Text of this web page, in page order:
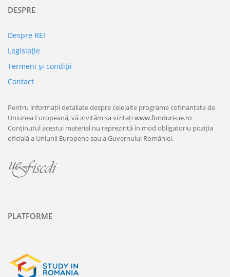
DESPRE
Despre REI
Legislaţie
Termeni şi condiţii
Contact
Pentru informații detaliate despre celelalte programe cofinanțate de
Uniunea Europeană, vă invităm sa vizitațiwww.fonduri-ue.ro
Conținutul acestui material nu reprezintă în mod obligatoriu poziția
oficială a Uniunii Europene sau a Guvernului României.
PLATFORME